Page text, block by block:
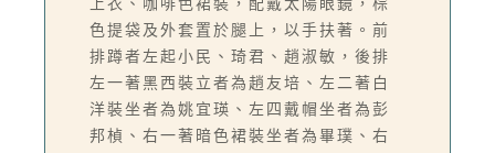
上衣、咖啡色裙裝，配戴太陽眼鏡，棕
色提袋及外套置於腿上，以手扶著。前
排蹲者左起小民、琦君、趙淑敏，後排
左一著黑西裝立者為趙友培、左二著白
洋裝坐者為姚宜瑛、左四戴帽坐者為彭
邦楨、右一著暗色裙裝坐者為畢璞、右